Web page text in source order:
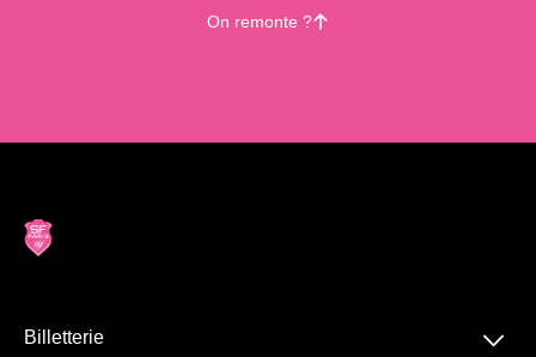
On remonte ?􀄨
Billetterie 􀆈